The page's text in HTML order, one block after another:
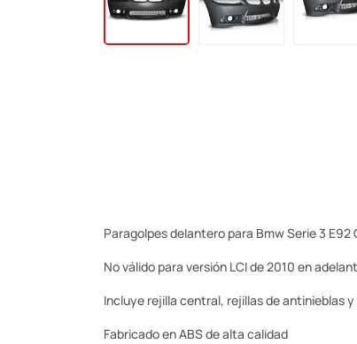
Paragolpes delantero para Bmw Serie 3
No válido para versión LCI de 2010 en
Incluye rejilla central, rejillas de antinieblas
Fabricado en ABS de alta calidad